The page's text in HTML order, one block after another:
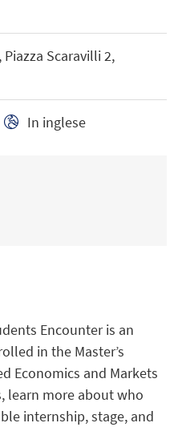
Scaravilli 2,
In inglese
Encounter is an
in the Master’s
Economics and Markets
learn more about who
internship, stage, and